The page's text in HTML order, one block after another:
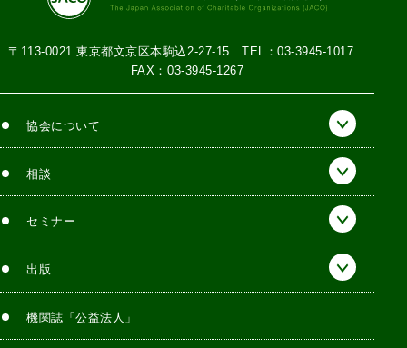
〒113-0021 東京都文京区本駒込2-27-15TEL：03-3945-1017
FAX：03-3945-1267
協会について
相談
セミナー
出版
機関誌「公益法人」